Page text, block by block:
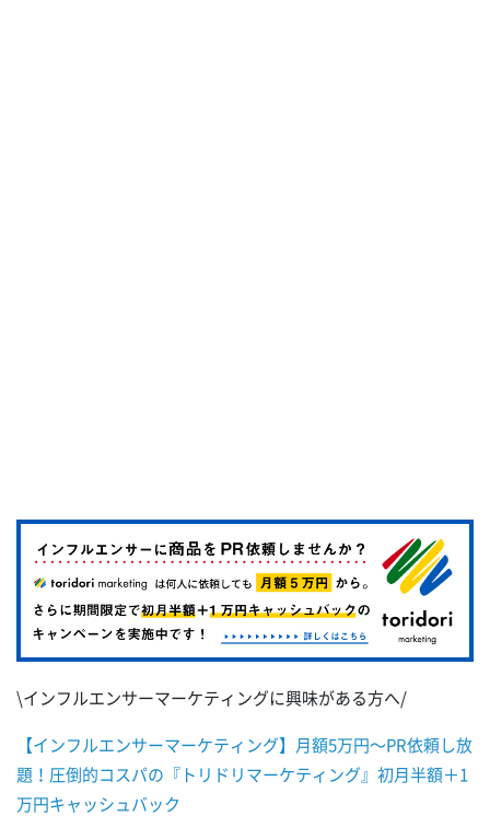
\インフルエンサーマーケティングに興味がある方へ/
【インフルエンサーマーケティング】月額5万円～PR依頼し放
題！圧倒的コスパの『トリドリマーケティング』初月半額＋1
万円キャッシュバック